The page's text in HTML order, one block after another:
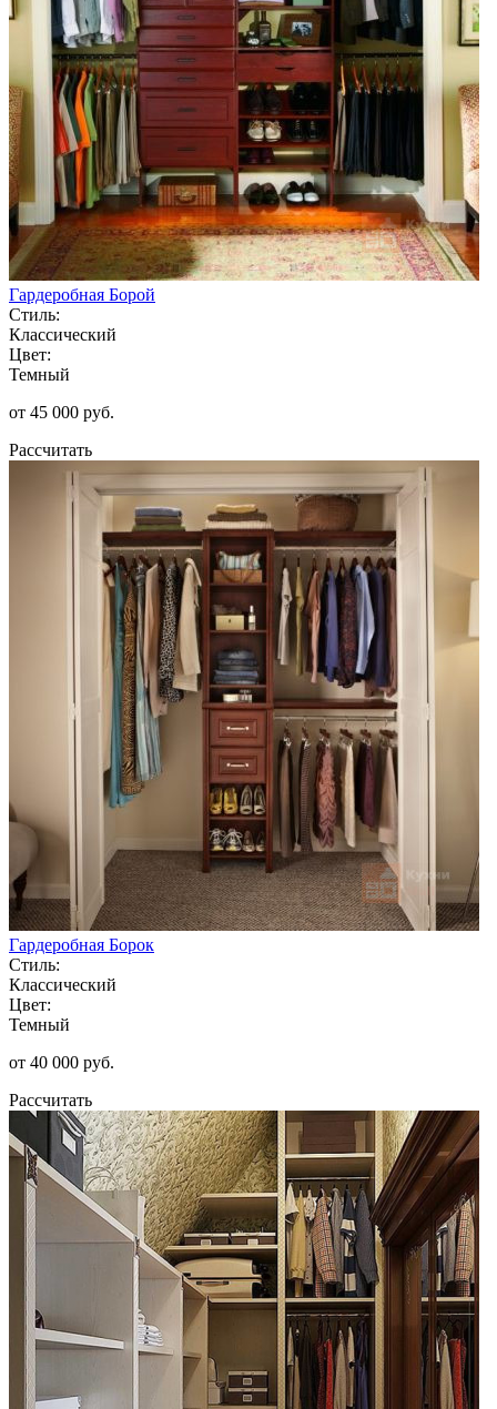
Гардеробная Борой
Стиль:
Классический
Цвет:
Темный
от 45 000 руб.
Рассчитать
Гардеробная Борок
Стиль:
Классический
Цвет:
Темный
от 40 000 руб.
Рассчитать